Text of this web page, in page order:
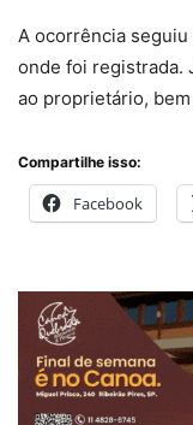
A ocorrência seguiu
onde foi registrada.
ao proprietário,
Compartilhe isso:
Facebook